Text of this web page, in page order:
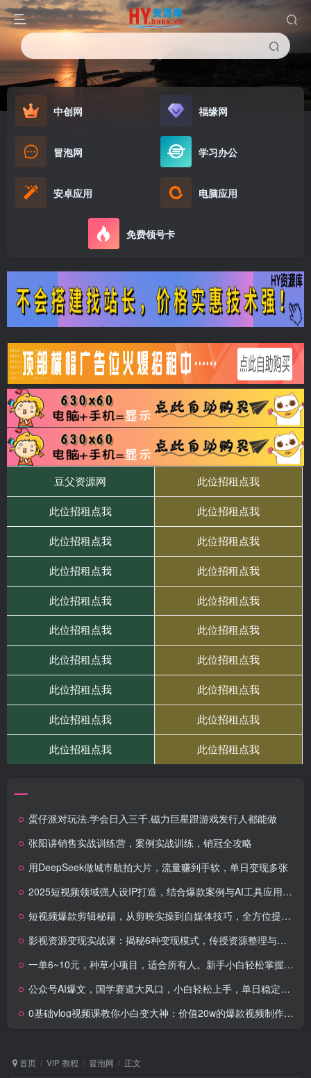
中创网 福缘网
冒泡网 学习办公
安卓应用 电脑应用
免费领号卡
蛋仔派对玩法.学会日入三千.磁力巨星跟游戏发行人都能做
张阳讲销售实战训练营，​案例实战训练，销冠全攻略
用DeepSeek做城市航拍大片，流量赚到手软，单日变现多张
2025短视频领域强人设IP打造，结合爆款案例与AI工具应用，从个人出镜到商业成交转化
短视频爆款剪辑秘籍，从剪映实操到自媒体技巧，全方位提升剪辑能力
影视资源变现实战课：揭秘6种变现模式，传授资源整理与引流实操方法
一单6~10元，种草小项目，适合所有人。新手小白轻松掌握【附详细教程】
公众号AI爆文，国学赛道大风口，小白轻松上手，单日稳定变现5张
0基础vlog视频课教你小白变大神：价值20w的爆款视频制作方法
首页 VIP 教程 冒泡网 正文